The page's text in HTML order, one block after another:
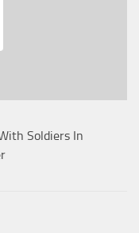
Soldiers In